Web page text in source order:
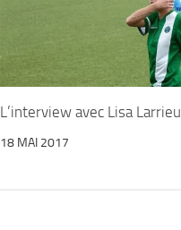
L’interview avec Lisa Larrieu
18 MAI 2017